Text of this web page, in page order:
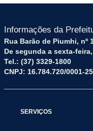
Informações da
Rua Barão de Piumhi, nº
De segunda a sexta-
Tel.: (37) 3329-1800
CNPJ: 16.784.720/0001-25
SERVIÇOS